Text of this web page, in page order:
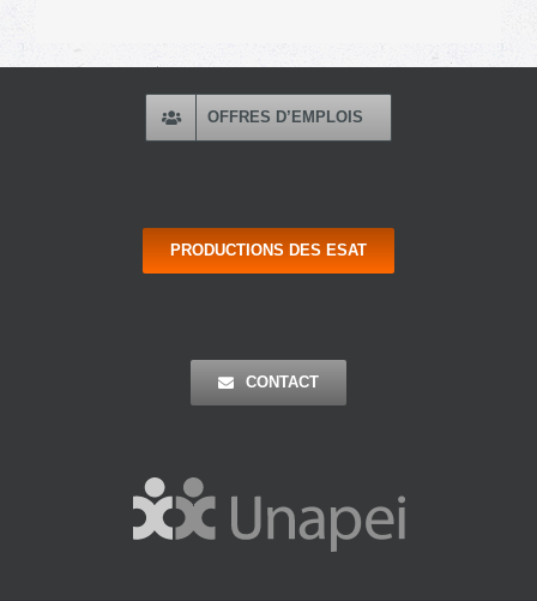
OFFRES D’EMPLOIS
PRODUCTIONS DES ESAT
CONTACT